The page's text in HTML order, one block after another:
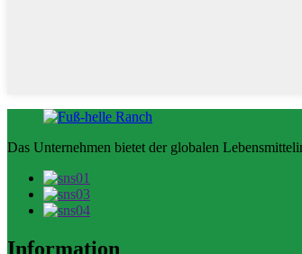
Das Unternehmen bietet der globalen
Information